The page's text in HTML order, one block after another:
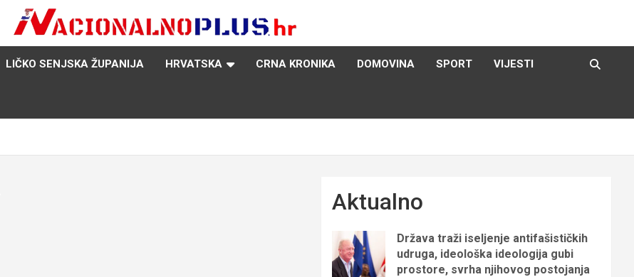
NacionalnoPlus.hr
Nacija želi znati više
LIČKO SENJSKA ŽUPANIJA HRVATSKA CRNA KRONIKA DOMOVINA SPORT VIJESTI
Aktualno
Država traži iseljenje antifašističkih
udruga, ideološka ideologija gubi
prostore, svrha njihovog postojanja